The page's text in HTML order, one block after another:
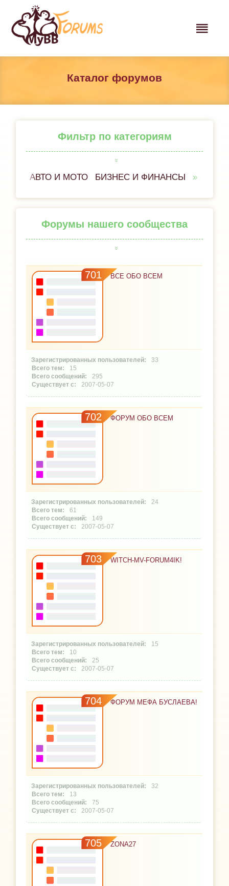
Каталог форумов
Фильтр по категориям
АВТО И МОТО БИЗНЕС И ФИНАНСЫ
Форумы нашего сообщества
701 ВСЕ ОБО ВСЕМ
33
15
295
2007-05-07
702 ФОРУМ ОБО ВСЕМ
24
61
149
2007-05-07
703 WITCH-MV-FORUM4IK!
15
10
25
2007-05-07
704 ФОРУМ МЕФА БУСЛАЕВА!
32
13
75
2007-05-07
705 ZONA27